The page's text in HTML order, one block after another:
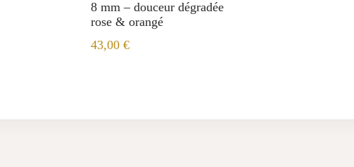
8 mm – douceur dégradée
rose & orangé
43,00 €